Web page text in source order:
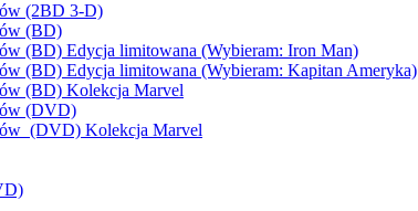
(2BD 3-D)
(BD)
(BD) Edycja limitowana (Wybieram: Iron Man)
(BD) Edycja limitowana (Wybieram: Kapitan Ameryka)
(BD) Kolekcja Marvel
(DVD)
(DVD) Kolekcja Marvel